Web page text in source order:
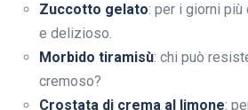
Zuccotto gelato: per i giorni
e delizioso.
Morbido tiramisù: chi può
cremoso?
Crostata di crema al limone: